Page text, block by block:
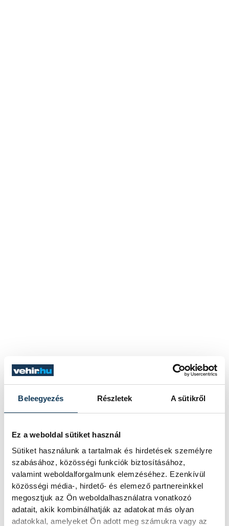
Beleegyezés Részletek A sütikről
Ez a weboldal sütiket használ
Sütiket használunk a tartalmak és hirdetések személyre
szabásához, közösségi funkciók biztosításához,
valamint weboldalforgalmunk elemzéséhez. Ezenkívül
közösségi média-, hirdető- és elemező partnereinkkel
megosztjuk az Ön weboldalhasználatra vonatkozó
adatait, akik kombinálhatják az adatokat más olyan
adatokkal, amelyeket Ön adott meg számukra vagy az